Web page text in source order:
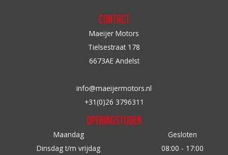
Contact
Maeijer Motors
Tielsestraat 178
6673AE Andelst
info@maeijermotors.nl
+31(0)26 3796311
Openingstijden
Maandag
Gesloten
Dinsdag t/m vrijdag
08:00 - 17:00